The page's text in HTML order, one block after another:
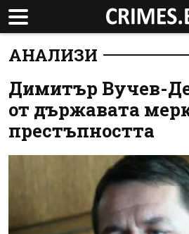
АНАЛИЗИ
Димитър Вучев-
от държавата
престъпността